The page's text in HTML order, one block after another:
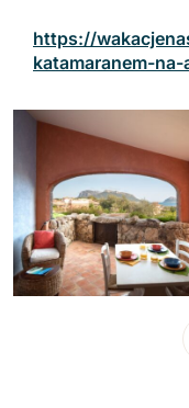
https://
katamaranem-